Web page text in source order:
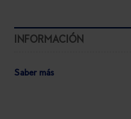
INFORMACIÓN
Saber más